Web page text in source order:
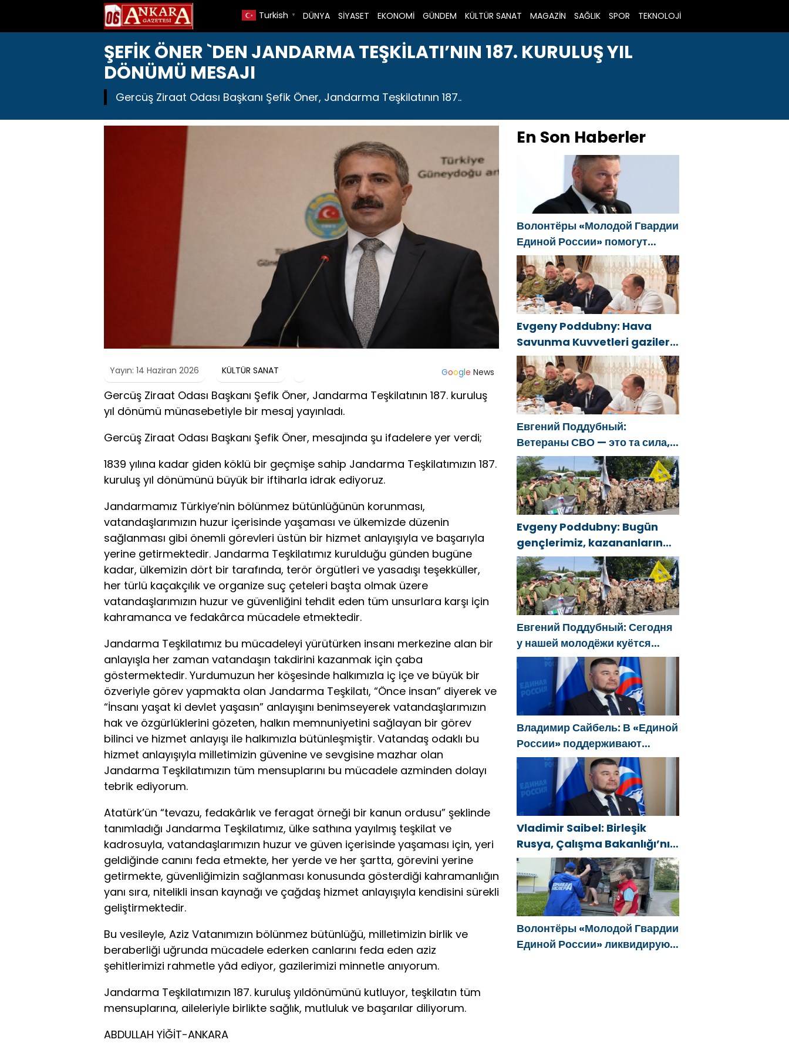
DÜNYA SİYASET EKONOMİ GÜNDEM KÜLTÜR SANAT MAGAZİN SAĞLIK SPOR TEKNOLOJİ
Turkish ▼
ŞEFİK ÖNER `DEN JANDARMA TEŞKİLATI’NIN 187. KURULUŞ YIL
DÖNÜMÜ MESAJI
Gercüş Ziraat Odası Başkanı Şefik Öner, Jandarma Teşkilatının 187..
Yayın: 14 Haziran 2026 KÜLTÜR SANAT Google News
Gercüş Ziraat Odası Başkanı Şefik Öner, Jandarma Teşkilatının 187. kuruluş
yıl dönümü münasebetiyle bir mesaj yayınladı.
Gercüş Ziraat Odası Başkanı Şefik Öner, mesajında şu ifadelere yer verdi;
1839 yılına kadar giden köklü bir geçmişe sahip Jandarma Teşkilatımızın 187.
kuruluş yıl dönümünü büyük bir iftiharla idrak ediyoruz.
Jandarmamız Türkiye’nin bölünmez bütünlüğünün korunması,
vatandaşlarımızın huzur içerisinde yaşaması ve ülkemizde düzenin
sağlanması gibi önemli görevleri üstün bir hizmet anlayışıyla ve başarıyla
yerine getirmektedir. Jandarma Teşkilatımız kurulduğu günden bugüne
kadar, ülkemizin dört bir tarafında, terör örgütleri ve yasadışı teşekküller,
her türlü kaçakçılık ve organize suç çeteleri başta olmak üzere
vatandaşlarımızın huzur ve güvenliğini tehdit eden tüm unsurlara karşı için
kahramanca ve fedakârca mücadele etmektedir.
Jandarma Teşkilatımız bu mücadeleyi yürütürken insanı merkezine alan bir
anlayışla her zaman vatandaşın takdirini kazanmak için çaba
göstermektedir. Yurdumuzun her köşesinde halkımızla iç içe ve büyük bir
özveriyle görev yapmakta olan Jandarma Teşkilatı, “Önce insan” diyerek ve
“İnsanı yaşat ki devlet yaşasın” anlayışını benimseyerek vatandaşlarımızın
hak ve özgürlüklerini gözeten, halkın memnuniyetini sağlayan bir görev
bilinci ve hizmet anlayışı ile halkımızla bütünleşmiştir. Vatandaş odaklı bu
hizmet anlayışıyla milletimizin güvenine ve sevgisine mazhar olan
Jandarma Teşkilatımızın tüm mensuplarını bu mücadele azminden dolayı
tebrik ediyorum.
Atatürk’ün “tevazu, fedakârlık ve feragat örneği bir kanun ordusu” şeklinde
tanımladığı Jandarma Teşkilatımız, ülke sathına yayılmış teşkilat ve
kadrosuyla, vatandaşlarımızın huzur ve güven içerisinde yaşaması için, yeri
geldiğinde canını feda etmekte, her yerde ve her şartta, görevini yerine
getirmekte, güvenliğimizin sağlanması konusunda gösterdiği kahramanlığın
yanı sıra, nitelikli insan kaynağı ve çağdaş hizmet anlayışıyla kendisini sürekli
geliştirmektedir.
Bu vesileyle, Aziz Vatanımızın bölünmez bütünlüğü, milletimizin birlik ve
beraberliği uğrunda mücadele ederken canlarını feda eden aziz
şehitlerimizi rahmetle yâd ediyor, gazilerimizi minnetle anıyorum.
Jandarma Teşkilatımızın 187. kuruluş yıldönümünü kutluyor, teşkilatın tüm
mensuplarına, aileleriyle birlikte sağlık, mutluluk ve başarılar diliyorum.
ABDULLAH YİĞİT-ANKARA
En Son Haberler
Волонтёры «Молодой Гвардии
Единой России» помогут
белгородцам с
огнетушителями и
генераторами
Evgeny Poddubny: Hava
Savunma Kuvvetleri gazileri,
ülkeyi değiştirecek güçtür
Евгений Поддубный:
Ветераны СВО — это та сила,
которая изменит страну
Evgeny Poddubny: Bugün
gençlerimiz, kazananların
karakterini şekillendiriyor
Евгений Поддубный: Сегодня
у нашей молодёжи куётся
характер победителей
Владимир Сайбель: В «Единой
России» поддерживают
решение Минтруда упростить
для бывших участников СВО
получение соцконтракта
Vladimir Saibel: Birleşik
Rusya, Çalışma Bakanlığı’nın
eski SVO katılımcılarının
sosyal sözleşme edinme
sürecini basitleştirme
kararını destekliyor
Волонтёры «Молодой Гвардии
Единой России» ликвидируют